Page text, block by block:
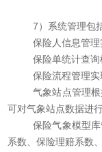
7）系统管理包
保险人信息管
保险单统计查
保险流程管理
气象站点管理
可对气象站点数据进
保险气象模型
系数、保险理赔系数